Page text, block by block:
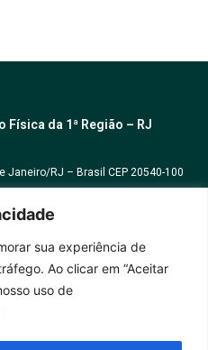
sua experiência de
Ao clicar em “Aceitar
uso de
Física da 1ª Região – RJ
Janeiro/RJ – Brasil CEP 20540-100